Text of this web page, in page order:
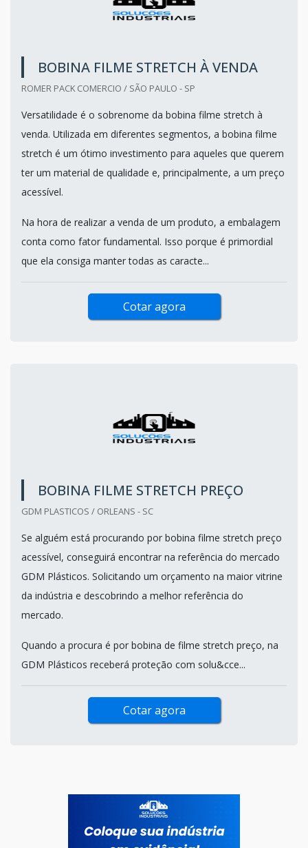
BOBINA FILME STRETCH À VENDA
ROMER PACK COMERCIO / SÃO PAULO - SP
Versatilidade é o sobrenome da bobina filme stretch à
venda. Utilizada em diferentes segmentos, a bobina filme
stretch é um ótimo investimento para aqueles que querem
ter um material de qualidade e, principalmente, a um preço
acessível.
Na hora de realizar a venda de um produto, a embalagem
conta como fator fundamental. Isso porque é primordial
que ela consiga manter todas as caracte...
Cotar agora
BOBINA FILME STRETCH PREÇO
GDM PLASTICOS / ORLEANS - SC
Se alguém está procurando por bobina filme stretch preço
acessível, conseguirá encontrar na referência do mercado
GDM Plásticos. Solicitando um orçamento na maior vitrine
da indústria e descobrindo a melhor referência do
mercado.
Quando a procura é por bobina de filme stretch preço, na
GDM Plásticos receberá proteção com solu&cce...
Cotar agora